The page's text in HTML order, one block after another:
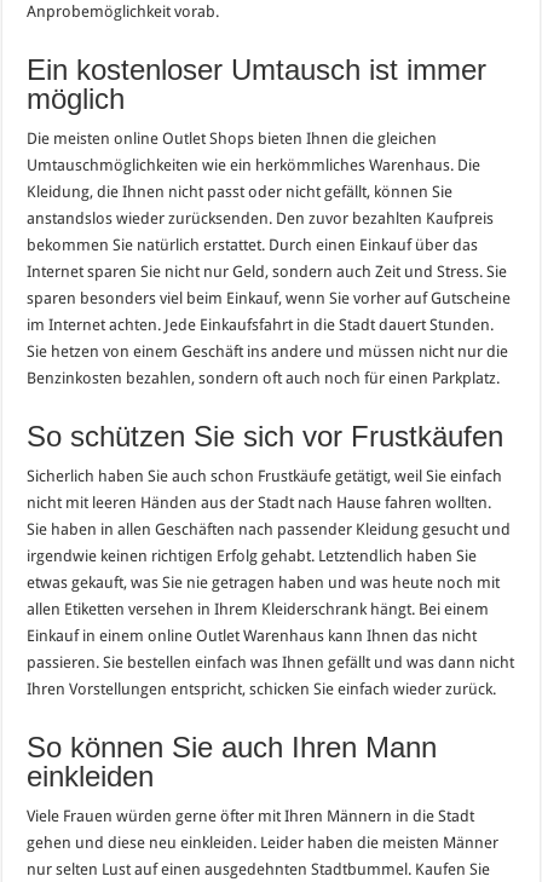
Anprobemöglichkeit vorab.
Ein kostenloser Umtausch ist immer
möglich
Die meisten online Outlet Shops bieten Ihnen die gleichen
Umtauschmöglichkeiten wie ein herkömmliches Warenhaus. Die
Kleidung, die Ihnen nicht passt oder nicht gefällt, können Sie
anstandslos wieder zurücksenden. Den zuvor bezahlten Kaufpreis
bekommen Sie natürlich erstattet. Durch einen Einkauf über das
Internet sparen Sie nicht nur Geld, sondern auch Zeit und Stress. Sie
sparen besonders viel beim Einkauf, wenn Sie vorher auf Gutscheine
im Internet achten. Jede Einkaufsfahrt in die Stadt dauert Stunden.
Sie hetzen von einem Geschäft ins andere und müssen nicht nur die
Benzinkosten bezahlen, sondern oft auch noch für einen Parkplatz.
So schützen Sie sich vor Frustkäufen
Sicherlich haben Sie auch schon Frustkäufe getätigt, weil Sie einfach
nicht mit leeren Händen aus der Stadt nach Hause fahren wollten.
Sie haben in allen Geschäften nach passender Kleidung gesucht und
irgendwie keinen richtigen Erfolg gehabt. Letztendlich haben Sie
etwas gekauft, was Sie nie getragen haben und was heute noch mit
allen Etiketten versehen in Ihrem Kleiderschrank hängt. Bei einem
Einkauf in einem online Outlet Warenhaus kann Ihnen das nicht
passieren. Sie bestellen einfach was Ihnen gefällt und was dann nicht
Ihren Vorstellungen entspricht, schicken Sie einfach wieder zurück.
So können Sie auch Ihren Mann
einkleiden
Viele Frauen würden gerne öfter mit Ihren Männern in die Stadt
gehen und diese neu einkleiden. Leider haben die meisten Männer
nur selten Lust auf einen ausgedehnten Stadtbummel. Kaufen Sie